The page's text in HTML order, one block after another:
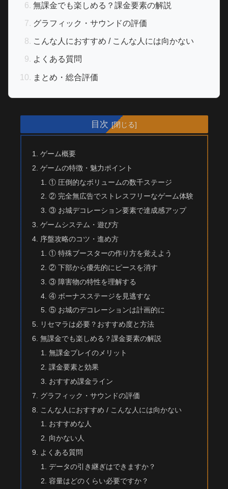
無課金でも楽しめる？課金要素の解説
グラフィック・サウンドの評価
こんな人におすすめ / こんな人には向かない
よくある質問
まとめ・総合評価
目次
ゲーム概要
ゲームの特徴・魅力ポイント
① 圧倒的なボリュームの数千ステージ
② 完全無広告でストレスフリーなゲーム体験
③ お城デコレーション要素で達成感アップ
ゲームシステム・遊び方
序盤攻略のコツ・進め方
① 特殊ブースターの作り方を覚えよう
② 下部から優先的にピースを消す
③ 障害物の特性を理解する
④ ボーナスステージを見逃すな
⑤ お城のデコレーションは計画的に
リセマラは必要？おすすめ度と方法
無課金でも楽しめる？課金要素の解説
無課金プレイのメリット
課金要素と効果
おすすめ課金ライン
グラフィック・サウンドの評価
こんな人におすすめ / こんな人には向かない
おすすめな人
向かない人
よくある質問
データの引き継ぎはできますか？
容量はどのくらい必要ですか？